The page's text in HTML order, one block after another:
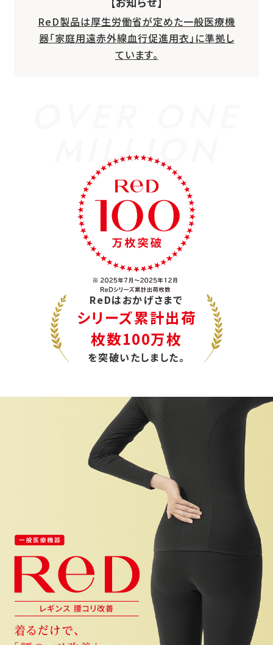
ReD製品は厚生労働省が定めた一般医療機
器「家庭用遠赤外線血行促進用衣」に準拠し
ています。
MILLION
ReDはおかげさまで
シリーズ累計出荷
枚数100万枚
を突破いたしました。